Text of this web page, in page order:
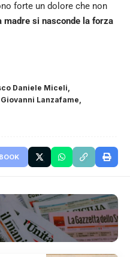
forte un dolore che non
madre si nasconde la forza
Daniele Miceli
Lanzafame